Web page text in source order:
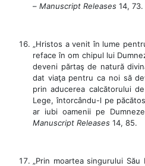
– Manuscript Releases 14, 73.
„Hristos a venit în lume
reface în om chipul lui
deveni părtaş de natură
dat viaţa pentru ca noi să
prin aducerea calcătorului
Lege, întorcându-l pe
ar iubi oamenii pe
Manuscript Releases 14, 85.
„Prin moartea singurului